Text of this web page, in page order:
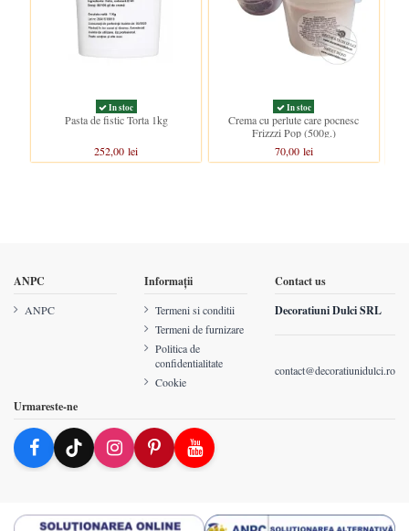
- Quantity +
In stoc
Pasta de fistic Torta 1kg
252,00 lei
In stoc
Crema cu perlute care pocnesc
Frizzzi Pop (500g.)
70,00 lei
ANPC
ANPC
Informații
Termeni si conditii
Termeni de furnizare
Politica de
confidentialitate
Cookie
Contact us
Decoratiuni Dulci SRL
contact@decoratiunidulci.ro
Urmareste-ne